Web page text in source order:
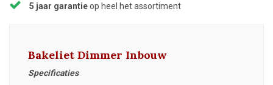
5 jaar garantieop heel het assortiment
Bakeliet Dimmer Inbouw
Specificaties